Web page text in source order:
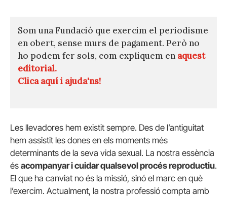
Som una Fundació que exercim el periodisme
en obert, sense murs de pagament. Però no
ho podem fer sols, com expliquem en aquest
editorial.
Clica aquí i ajuda'ns!
Les llevadores hem existit sempre. Des de l’antiguitat
hem assistit les dones en els moments més
determinants de la seva vida sexual. La nostra essència
és acompanyar i cuidar qualsevol procés reproductiu.
El que ha canviat no és la missió, sinó el marc en què
l’exercim. Actualment, la nostra professió compta amb